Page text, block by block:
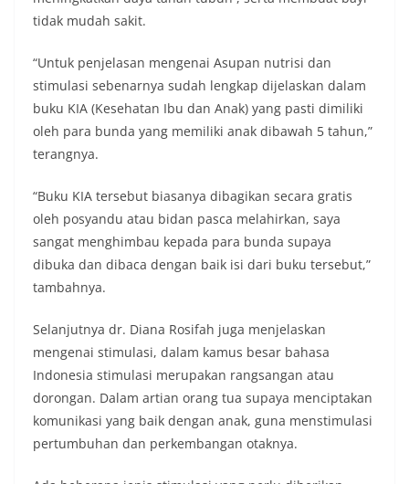
tidak mudah sakit.
“Untuk penjelasan mengenai Asupan nutrisi dan
stimulasi sebenarnya sudah lengkap dijelaskan dalam
buku KIA (Kesehatan Ibu dan Anak) yang pasti dimiliki
oleh para bunda yang memiliki anak dibawah 5 tahun,”
terangnya.
“Buku KIA tersebut biasanya dibagikan secara gratis
oleh posyandu atau bidan pasca melahirkan, saya
sangat menghimbau kepada para bunda supaya
dibuka dan dibaca dengan baik isi dari buku tersebut,”
tambahnya.
Selanjutnya dr. Diana Rosifah juga menjelaskan
mengenai stimulasi, dalam kamus besar bahasa
Indonesia stimulasi merupakan rangsangan atau
dorongan. Dalam artian orang tua supaya menciptakan
komunikasi yang baik dengan anak, guna menstimulasi
pertumbuhan dan perkembangan otaknya.